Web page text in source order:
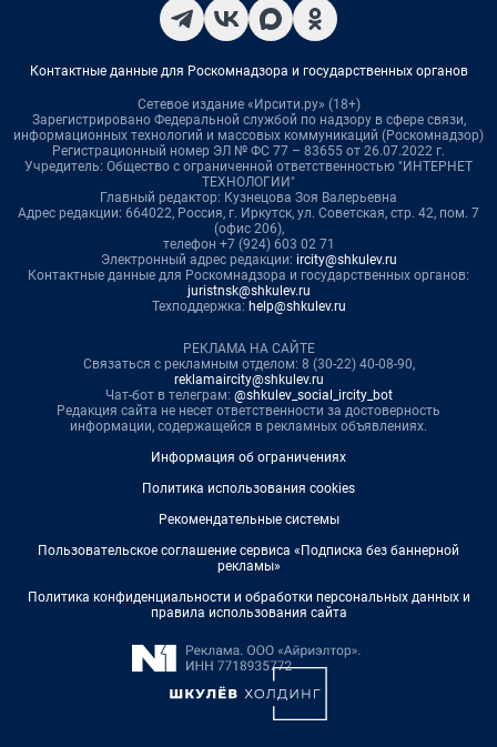
Контактные данные для Роскомнадзора и государственных органов
Сетевое издание «Ирсити.ру» (18+)
Зарегистрировано Федеральной службой по надзору в сфере связи,
информационных технологий и массовых коммуникаций (Роскомнадзор)
Регистрационный номер ЭЛ № ФС 77 – 83655 от 26.07.2022 г.
Учредитель: Общество с ограниченной ответственностью "ИНТЕРНЕТ
ТЕХНОЛОГИИ"
Главный редактор: Кузнецова Зоя Валерьевна
Адрес редакции: 664022, Россия, г. Иркутск, ул. Советская, стр. 42, пом. 7
(офис 206),
телефон +7 (924) 603 02 71
Электронный адрес редакции: ircity@shkulev.ru
Контактные данные для Роскомнадзора и государственных органов:
juristnsk@shkulev.ru
Техподдержка: help@shkulev.ru
РЕКЛАМА НА САЙТЕ
Связаться с рекламным отделом: 8 (30-22) 40-08-90,
reklamaircity@shkulev.ru
Чат-бот в телеграм: @shkulev_social_ircity_bot
Редакция сайта не несет ответственности за достоверность
информации, содержащейся в рекламных объявлениях.
Информация об ограничениях
Политика использования cookies
Рекомендательные системы
Пользовательское соглашение сервиса «Подписка без баннерной
рекламы»
Политика конфиденциальности и обработки персональных данных и
правила использования сайта